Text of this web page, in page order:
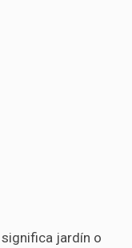
jardín o